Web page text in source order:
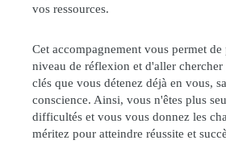
vos ressources.
Cet accompagnement vous permet de
niveau de réflexion et d'aller chercher
clés que vous détenez déjà en vous,
conscience. Ainsi, vous n'êtes plus
difficultés et vous vous donnez les
méritez pour atteindre réussite et